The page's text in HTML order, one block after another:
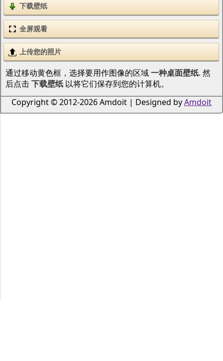
下载壁纸
全屏观看
上传您的照片
通过移动黄色框，选择要用作图像的区域一种桌面壁纸. 然
后点击下载壁纸以将它们保存到您的计算机。
Copyright © 2012-2026 Amdoit | Designed byAmdoit